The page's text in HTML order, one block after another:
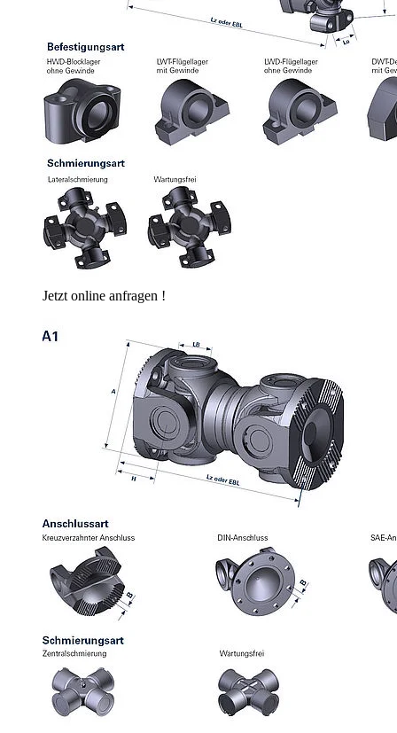
Jetzt online anfragen !